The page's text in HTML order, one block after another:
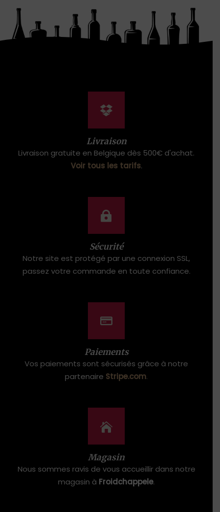
Livraison
Livraison gratuite en Belgique dès 500€ d'achat.
Voir tous les tarifs.
Sécurité
Notre site est protégé par une connexion SSL,
passez votre commande en toute confiance.
Paiements
Vos paiements sont sécurisés grâce à notre
partenaire Stripe.com.
Magasin
Nous sommes ravis de vous accueillir dans notre
magasin à Froidchappele.